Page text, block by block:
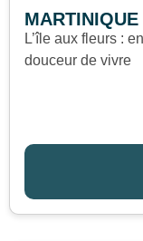
MARTINIQUE
L’île aux fleurs :
douceur de vivre